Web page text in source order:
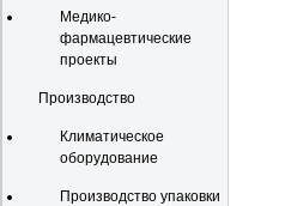
Медико-
фармацевтические
проекты
Производство
Климатическое
оборудование
Производство упаковки